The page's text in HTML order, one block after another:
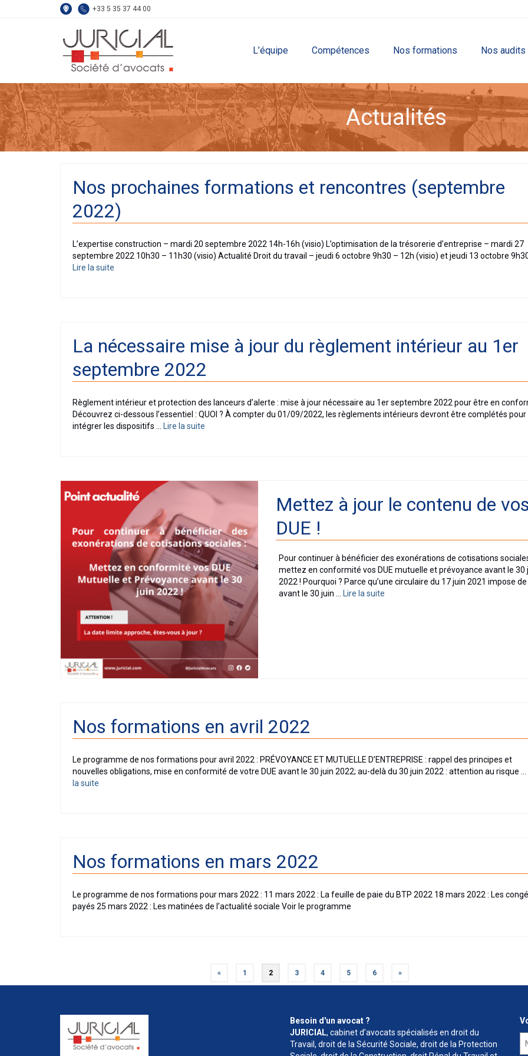
+33 5 35 37 44 00
L’équipe Compétences Nos formations Nos audits
Actualités
Nos prochaines formations et rencontres (septembre
2022)
L’expertise construction – mardi 20 septembre 2022 14h-16h (visio) L’optimisation de la trésorerie d’entreprise – mardi 27
septembre 2022 10h30 – 11h30 (visio) Actualité Droit du travail – jeudi 6 octobre 9h30 – 12h (visio) et jeudi 13 octobre 9h30
Lire la suite­­
La nécessaire mise à jour du règlement intérieur au 1er
septembre 2022
Règlement intérieur et protection des lanceurs d’alerte : mise à jour nécessaire au 1er septembre 2022 pour être en
Découvrez ci-dessous l’essentiel : QUOI ? À compter du 01/09/2022, les règlements intérieurs devront être complétés pour
intégrer les dispositifs …
Lire la suite­­
Mettez à jour le contenu de vos
DUE !
Pour continuer à bénéficier des exonérations de cotisations
mettez en conformité vos DUE mutuelle et prévoyance avant le 30
2022 ! Pourquoi ? Parce qu’une circulaire du 17 juin 2021 impose
avant le 30 juin …
Lire la suite­­
Nos formations en avril 2022
Le programme de nos formations pour avril 2022 : PRÉVOYANCE ET MUTUELLE D’ENTREPRISE : rappel des principes et
nouvelles obligations, mise en conformité de votre DUE avant le 30 juin 2022; au-delà du 30 juin 2022 : attention au risque …
la suite­­
Nos formations en mars 2022
Le programme de nos formations pour mars 2022 : 11 mars 2022 : La feuille de paie du BTP 2022 18 mars 2022 : Les
payés 25 mars 2022 : Les matinées de l’actualité sociale Voir le programme
articles
« 1 2 3 4 5 6 »
Besoin d'un avocat ?
JURICIAL, cabinet d’avocats spécialisés en droit du
Travail, droit de la Sécurité Sociale, droit de la Protection